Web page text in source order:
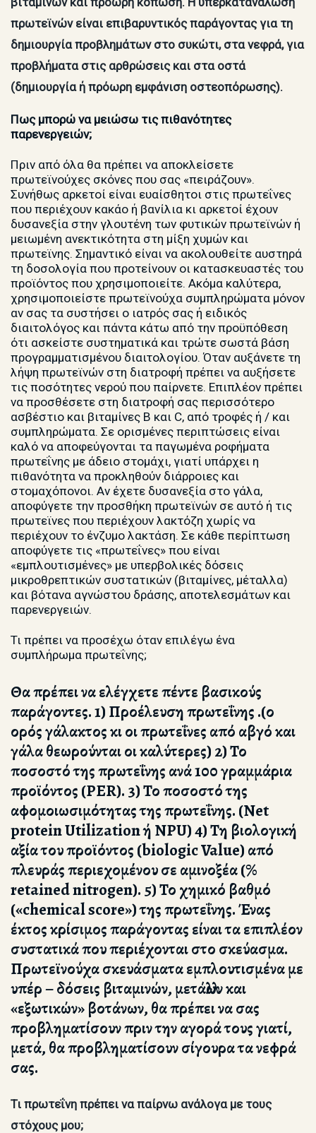
πρωτεϊνών είναι επιβαρυντικός παράγοντας για τη
δημιουργία προβλημάτων στο συκώτι, στα νεφρά, για
προβλήματα στις αρθρώσεις και στα οστά
(δημιουργία ή πρόωρη εμφάνιση οστεοπόρωσης).
Πως μπορώ να μειώσω τις πιθανότητες
παρενεργειών;
Πριν από όλα θα πρέπει να αποκλείσετε
πρωτεϊνούχες σκόνες που σας «πειράζουν».
Συνήθως αρκετοί είναι ευαίσθητοι στις πρωτεΐνες
που περιέχουν κακάο ή βανίλια κι αρκετοί έχουν
δυσανεξία στην γλουτένη των φυτικών πρωτεϊνών ή
μειωμένη ανεκτικότητα στη μίξη χυμών και
πρωτεϊνης. Σημαντικό είναι να ακολουθείτε αυστηρά
τη δοσολογία που προτείνουν οι κατασκευαστές του
προϊόντος που χρησιμοποιείτε. Ακόμα καλύτερα,
χρησιμοποιείστε πρωτεϊνούχα συμπληρώματα μόνον
αν σας τα συστήσει ο ιατρός σας ή ειδικός
διαιτολόγος και πάντα κάτω από την προϋπόθεση
ότι ασκείστε συστηματικά και τρώτε σωστά βάση
προγραμματισμένου διαιτολογίου. Όταν αυξάνετε τη
λήψη πρωτεϊνών στη διατροφή πρέπει να αυξήσετε
τις ποσότητες νερού που παίρνετε. Επιπλέον πρέπει
να προσθέσετε στη διατροφή σας περισσότερο
ασβέστιο και βιταμίνες Β και C, από τροφές ή / και
συμπληρώματα. Σε ορισμένες περιπτώσεις είναι
καλό να αποφεύγονται τα παγωμένα ροφήματα
πρωτεΐνης με άδειο στομάχι, γιατί υπάρχει η
πιθανότητα να προκληθούν διάρροιες και
στομαχόπονοι. Αν έχετε δυσανεξία στο γάλα,
αποφύγετε την προσθήκη πρωτεϊνών σε αυτό ή τις
πρωτεϊνες που περιέχουν λακτόζη χωρίς να
περιέχουν το ένζυμο λακτάση. Σε κάθε περίπτωση
αποφύγετε τις «πρωτεΐνες» που είναι
«εμπλουτισμένες» με υπερβολικές δόσεις
μικροθρεπτικών συστατικών (βιταμίνες, μέταλλα)
και βότανα αγνώστου δράσης, αποτελεσμάτων και
παρενεργειών.
Τι πρέπει να προσέχω όταν επιλέγω ένα
συμπλήρωμα πρωτεΐνης;
Θα πρέπει να ελέγχετε πέντε βασικούς
παράγοντες. 1) Προέλευση πρωτεΐνης .(ο
ορός γάλακτος κι οι πρωτεΐνες από αβγό και
γάλα θεωρούνται οι καλύτερες) 2) Το
ποσοστό της πρωτεΐνης ανά 100 γραμμάρια
προϊόντος (PER). 3) Το ποσοστό της
αφομοιωσιμότητας της πρωτεΐνης. (Net
protein Utilization ή NPU) 4) Τη βιολογική
αξία του προϊόντος (biologic Value) από
πλευράς περιεχομένου σε αμινοξέα (%
retained nitrogen). 5) Το χημικό βαθμό
(«chemical score») της πρωτεΐνης. Ένας
έκτος κρίσιμος παράγοντας είναι τα επιπλέον
συστατικά που περιέχονται στο σκεύασμα.
Πρωτεϊνούχα σκευάσματα εμπλουτισμένα με
υπέρ – δόσεις βιταμινών, μετάλλων και
«εξωτικών» βοτάνων, θα πρέπει να σας
προβληματίσουν πριν την αγορά τους γιατί,
μετά, θα προβληματίσουν σίγουρα τα νεφρά
σας.
Τι πρωτεΐνη πρέπει να παίρνω ανάλογα με τους
στόχους μου;